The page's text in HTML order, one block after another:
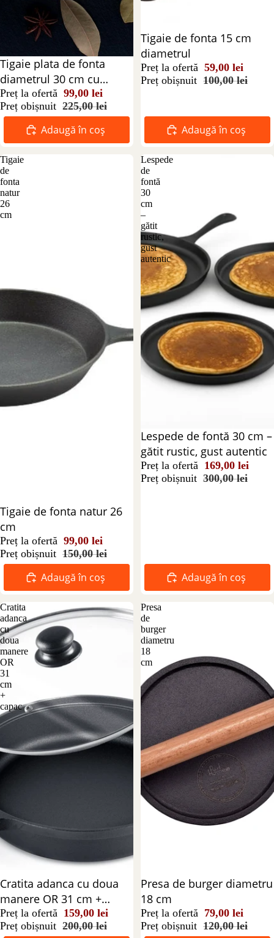
Reducere 56%
Tigaie plata de fonta
diametrul 30 cm cu
ciocuri laterale cs
Preț la ofertă 99,00 lei
Preț obișnuit 225,00 lei
Adaugă în coș
Reducere 41%
Tigaie de fonta 15 cm
diametrul
Preț la ofertă 59,00 lei
Preț obișnuit 100,00 lei
Adaugă în coș
Tigaie
de
fonta
natur
26
cm
Reducere 34%
Tigaie de fonta natur 26
cm
Preț la ofertă 99,00 lei
Preț obișnuit 150,00 lei
Adaugă în coș
Lespede
de
fontă
30
cm
–
gătit
rustic,
gust
autentic
Reducere 44%
Lespede de fontă 30 cm –
gătit rustic, gust autentic
Preț la ofertă 169,00 lei
Preț obișnuit 300,00 lei
Adaugă în coș
Cratita
adanca
cu
doua
manere
OR
31
cm
+
capac
Reducere 21%
Cratita adanca cu doua
manere OR 31 cm +
capac
Preț la ofertă 159,00 lei
Preț obișnuit 200,00 lei
Presa
de
burger
diametru
18
cm
Reducere 34%
Presa de burger diametru
18 cm
Preț la ofertă 79,00 lei
Preț obișnuit 120,00 lei